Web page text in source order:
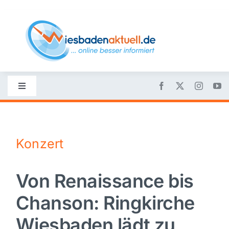
content
Toggle
Navigation
Nachrichten
Politik
Wirtschaft
Konzert
Von Renaissance bis
Chanson: Ringkirche